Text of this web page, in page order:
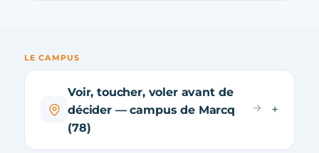
LE CAMPUS
Voir, toucher, voler avant de
décider — campus de Marcq
(78)